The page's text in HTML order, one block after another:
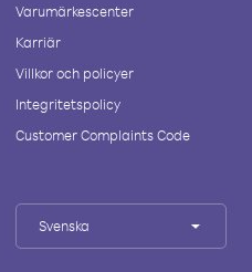
Varumärkescenter
Karriär
Villkor och policyer
Integritetspolicy
Customer Complaints Code
Svenska